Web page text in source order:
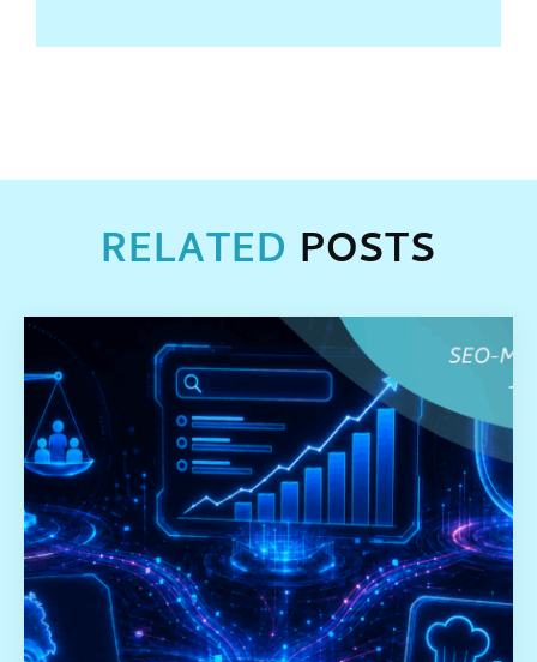
RELATED POSTS